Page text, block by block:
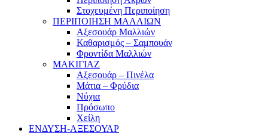
Στοχευμένη Περιποίηση
ΠΕΡΙΠΟΙΗΣΗ ΜΑΛΛΙΩΝ
Αξεσουάρ Μαλλιών
Καθαρισμός – Σαμπουάν
Φροντίδα Μαλλιών
ΜΑΚΙΓΙΑΖ
Αξεσουάρ – Πινέλα
Μάτια – Φρύδια
Νύχια
Πρόσωπο
Χείλη
ΕΝΔΥΣΗ-ΑΞΕΣΟΥΑΡ